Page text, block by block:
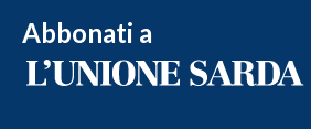
Abbonati a